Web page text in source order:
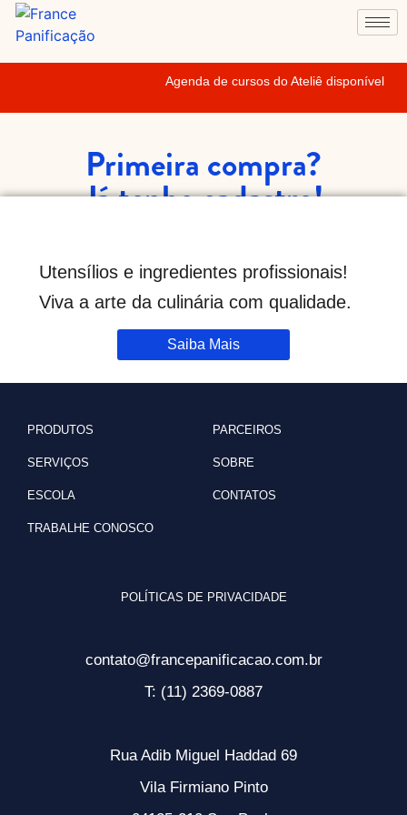
Agenda de cursos do Ateliê disponível
Primeira compra?
Já tenho cadastro!
Utensílios e ingredientes profissionais!
Viva a arte da culinária com qualidade.
Saiba Mais
PRODUTOS
SERVIÇOS
ESCOLA
TRABALHE CONOSCO
PARCEIROS
SOBRE
CONTATOS
POLÍTICAS DE PRIVACIDADE
contato@francepanificacao.com.br
T: (11) 2369-0887
Rua Adib Miguel Haddad 69
Vila Firmiano Pinto